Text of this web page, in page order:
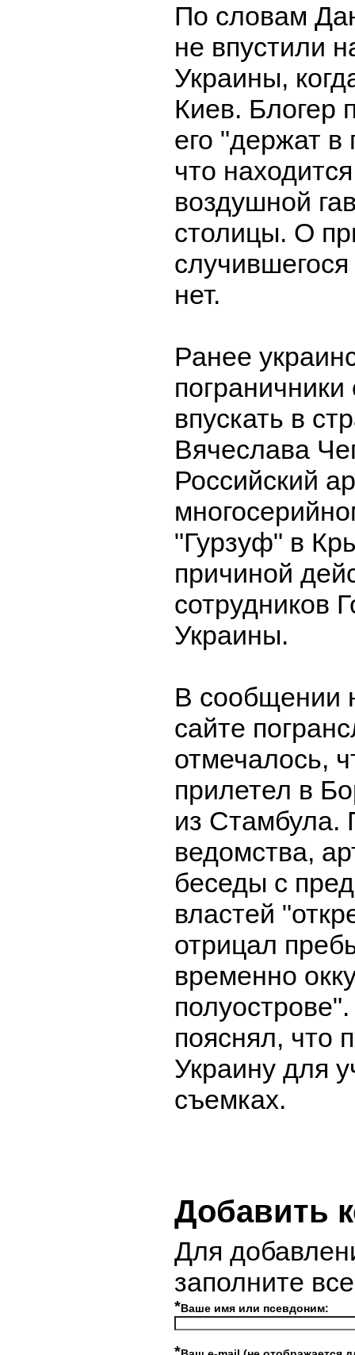
По словам
не впустили
Украины,
Киев. Блогер
его "держат в
что
воздушной
столицы. О
нет.
Ранее
пограничники
впускать в
Вячеслава
Российский
"Гурзуф" в
причиной
сотрудников
Украины.
В сообщении
сайте
отмечалось,
прилетел в
из
ведомства,
беседы с
властей
отрицал
временно
пояснял, что
Украину для
съемках.
Добавить
Для
заполните
*Ваше имя или псевдоним: